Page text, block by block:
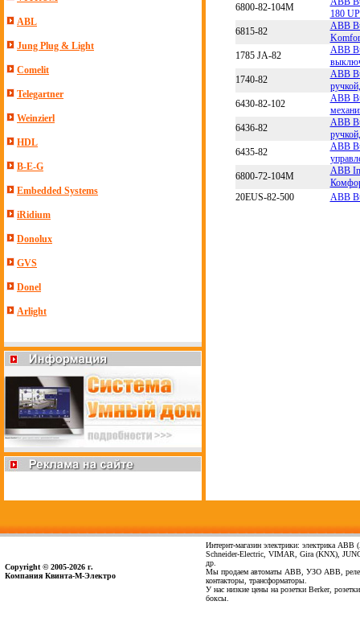
ABL
Jung Plug & Light
Comelit
Telegartner
Weinzierl
HDL
B-E-G
Embedded Systems
iRidium
Donolux
GVS
Donel
Arlight
6800-82-104M
180
6815-82
ABB
1785 JA-82
ABB
1740-82
ABB
6430-82-102
ABB
6436-82
ABB
6435-82
ABB
6800-72-104M
ABB
20EUS-82-500
ABB
Copyright © 2005-2026 г.
Компания Квинта-М-Электро
Интернт-магазин электрики: электрика
Schneider-Electric, VIMAR, Gira (KNX),
др.
Мы продаем автоматы ABB, УЗО ABB, реле
контакторы, трансформаторы.
У нас низкие цены на розетки Berker,
боксы.